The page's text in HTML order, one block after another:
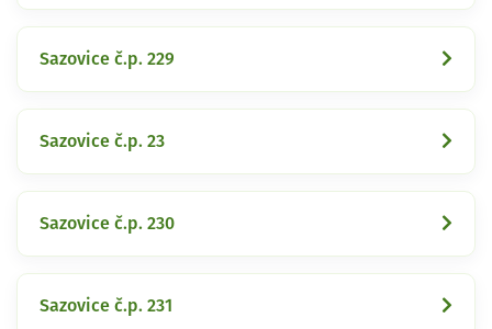
Sazovice č.p. 229
Sazovice č.p. 23
Sazovice č.p. 230
Sazovice č.p. 231